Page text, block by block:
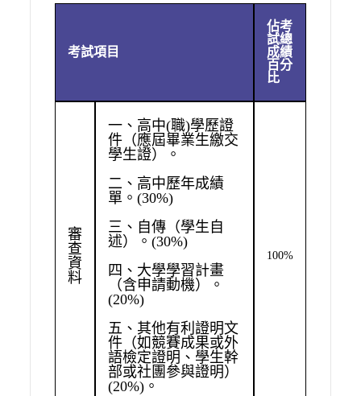
考試項目
佔考
試總
成績
百分
比
審
查
資
料
一、高中(職)學歷證
件（應屆畢業生繳交
學生證）。
二、高中歷年成績
單。(30%)
三、自傳（學生自
述）。(30%)
四、大學學習計畫
（含申請動機）。
(20%)
五、其他有利證明文
件（如競賽成果或外
語檢定證明、學生幹
部或社團參與證明）
(20%)。
100%